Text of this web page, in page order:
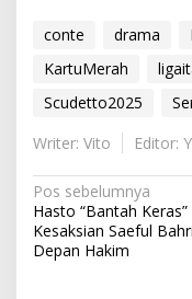
conte drama
KartuMerah
Scudetto2025
Writer: Vito
Editor:
N
a
v
Pos sebelumnya
Hasto “Bantah Keras”
Kesaksian Saeful
Depan Hakim